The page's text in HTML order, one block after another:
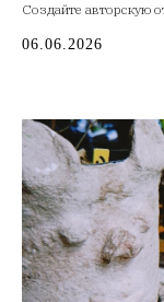
Создайте авторскую
06.06.2026